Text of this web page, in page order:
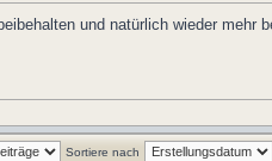
und natürlich wieder
Sortiere nach